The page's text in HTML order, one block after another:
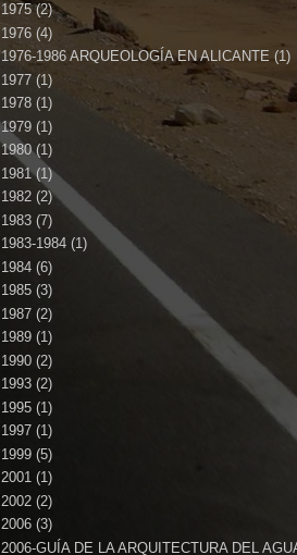
1975 (2)
1976 (4)
1976-1986 ARQUEOLOGÍA EN ALICANTE (1)
1977 (1)
1978 (1)
1979 (1)
1980 (1)
1981 (1)
1982 (2)
1983 (7)
1983-1984 (1)
1984 (6)
1985 (3)
1987 (2)
1989 (1)
1990 (2)
1993 (2)
1995 (1)
1997 (1)
1999 (5)
2001 (1)
2002 (2)
2006 (3)
2006-GUÍA DE LA ARQUITECTURA DEL